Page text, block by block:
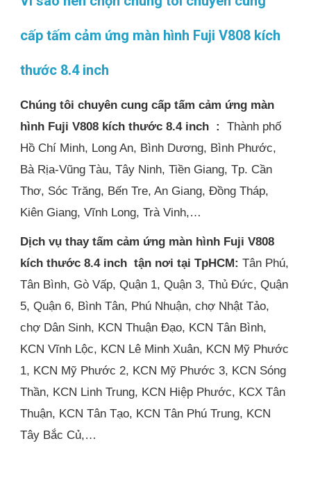
cấp tấm cảm ứng màn hình Fuji V808 kích
thước 8.4 inch
Chúng tôi chuyên cung cấp tấm cảm ứng màn
hình Fuji V808 kích thước 8.4 inch : Thành phố
Hồ Chí Minh, Long An, Bình Dương, Bình Phước,
Bà Rịa-Vũng Tàu, Tây Ninh, Tiền Giang, Tp. Cần
Thơ, Sóc Trăng, Bến Tre, An Giang, Đồng Tháp,
Kiên Giang, Vĩnh Long, Trà Vinh,…
Dịch vụ thay tấm cảm ứng màn hình Fuji V808
kích thước 8.4 inch tận nơi tại TpHCM:Tân Phú,
Tân Bình, Gò Vấp, Quận 1, Quận 3, Thủ Đức, Quận
5, Quận 6, Bình Tân, Phú Nhuận, chợ Nhật Tảo,
chợ Dân Sinh, KCN Thuận Đạo, KCN Tân Bình,
KCN Vĩnh Lộc, KCN Lê Minh Xuân, KCN Mỹ Phước
1, KCN Mỹ Phước 2, KCN Mỹ Phước 3, KCN Sóng
Thần, KCN Linh Trung, KCN Hiệp Phước, KCX Tân
Thuận, KCN Tân Tạo, KCN Tân Phú Trung, KCN
Tây Bắc Củ,…